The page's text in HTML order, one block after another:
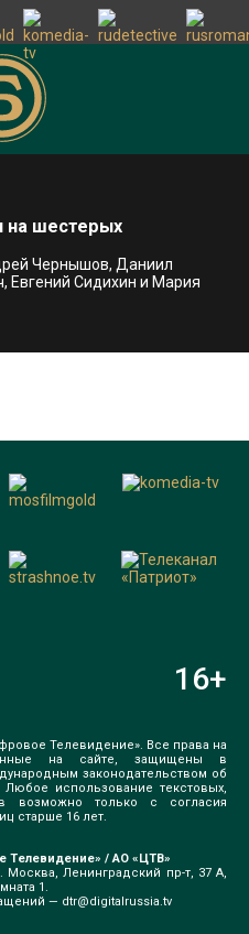
на шестерых
Чернышов, Даниил
Евгений Сидихин и Мария
Телевидение». Все права на
на сайте, защищены в
законодательством об
Любое использование текстовых,
возможно только с согласия
старше 16 лет.
Телевидение» / АО «ЦТВ»
Москва, Ленинградский пр-т, 37 А,
1.
— dtr@digitalrussia.tv
16+